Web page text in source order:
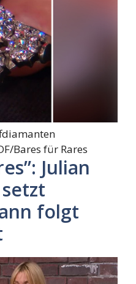
Bares für Rares
Julian
folgt